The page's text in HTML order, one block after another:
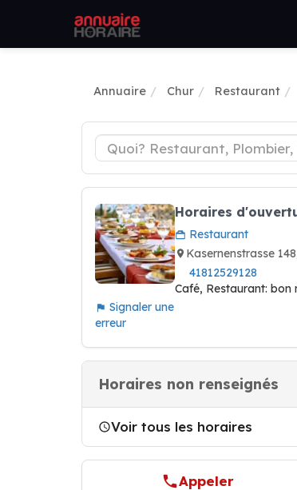
Annuaire Chur Restaurant
Signaler une
erreur
Horaires
Restaurant
Kasernenstrasse
41812529128
Café, Restaurant: bon
Horaires non renseignés
Voir tous les horaires
Appeler